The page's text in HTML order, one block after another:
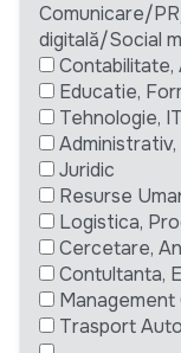
Comunicare/
digitală/Social
Contabilitate,
Educatie,
Tehnologie,
Juridic
Resurse
Logistica,
Cercetare,
Contultanta,
Management
Trasport